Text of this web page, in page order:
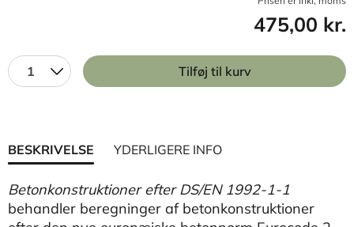
475,00 kr.
1 Tilføj til kurv
BESKRIVELSE YDERLIGERE INFO
Betonkonstruktioner efter DS/EN 1992-1-1
behandler beregninger af betonkonstruktioner